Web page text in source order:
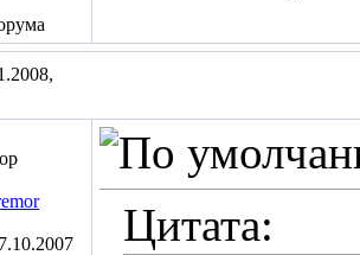
Цитата: